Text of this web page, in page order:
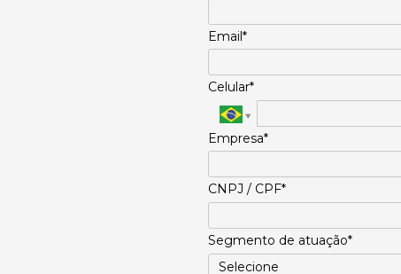
Email*
Celular*
Empresa*
CNPJ / CPF*
Segmento de atuação*